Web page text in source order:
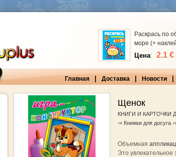
Раскрась по
море (+
Цена: 2.1 €
Главная Доставка Новости
Щенок
КНИГИ И КАРТОЧКИ
⇒ Книжки для досуга
Объемная
Это